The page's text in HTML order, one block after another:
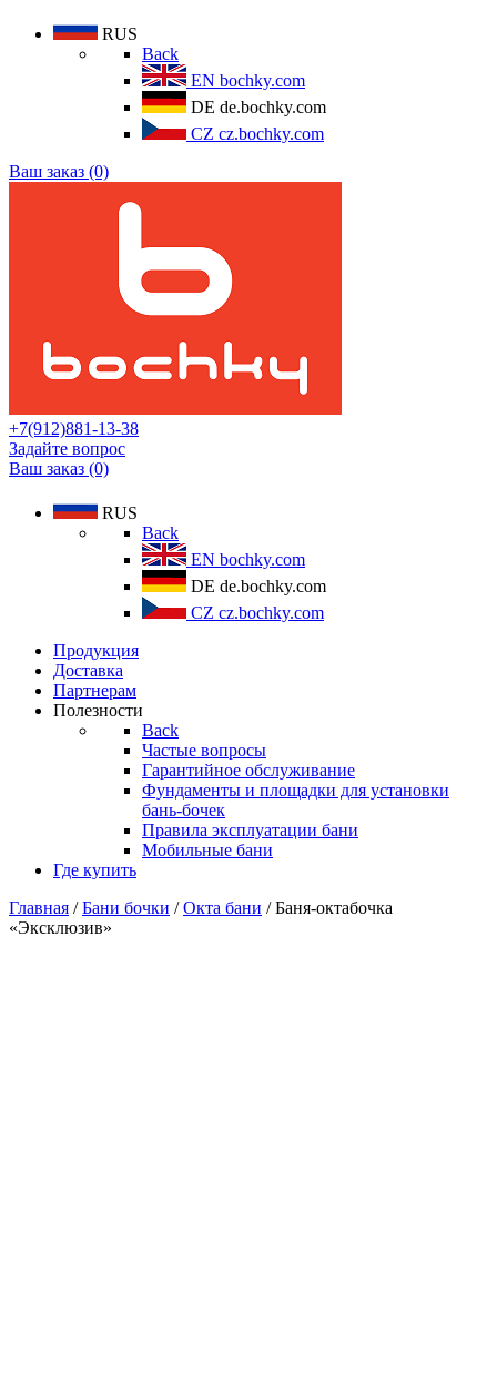
RUS
Back
EN bochky.com
DE de.bochky.com
CZ cz.bochky.com
Ваш заказ (0)
+7(912)881-13-38
Задайте вопрос
Ваш заказ (0)
RUS
Back
EN bochky.com
DE de.bochky.com
CZ cz.bochky.com
Продукция
Доставка
Партнерам
Полезности
Back
Частые вопросы
Гарантийное обслуживание
Фундаменты и площадки для установки
бань-бочек
Правила эксплуатации бани
Мобильные бани
Где купить
Главная /Бани бочки /Окта бани / Баня-октабочка
«Эксклюзив»